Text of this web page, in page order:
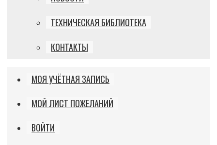
ТЕХНИЧЕСКАЯ БИБЛИОТЕКА
КОНТАКТЫ
МОЯ УЧЁТНАЯ ЗАПИСЬ
МОЙ ЛИСТ ПОЖЕЛАНИЙ
ВОЙТИ